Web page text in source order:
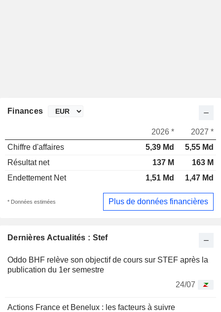
Dernières Actualités : Stef
Oddo BHF relève son objectif de cours sur STEF après la
publication du 1er semestre
24/07
Actions France et Benelux : les facteurs à suivre
Finances
2026 *
2027 *
Chiffre d'affaires
5,39 Md
5,55 Md
Résultat net
137 M
163 M
Endettement Net
1,51 Md 1,47 Md
* Données estimées Plus de données financières